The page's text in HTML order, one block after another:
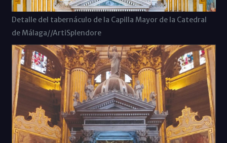
Detalle del tabernáculo de la Capilla Mayor de la Catedral
de Málaga//ArtiSplendore